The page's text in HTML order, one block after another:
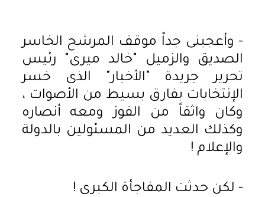
- وأعجبنى جداً موقف المرشح الخاسر
الصديق والزميل "خالد ميرى" رئيس
تحرير جريدة "الأخبار" الذى خسر
الإنتخابات بفارق بسيط من الأصوات ،
وكان واثقاً من الفوز ومعه أنصاره
وكذلك العديد من المسئولين بالدولة
والإعلام !
- لكن حدثت المفاجأة الكبرى !